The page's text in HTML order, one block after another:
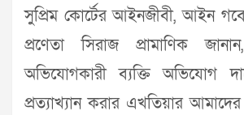
সুপ্রিম কোর্টের আইনজীবী, আইন
প্রণেতা সিরাজ প্রামাণিক
অভিযোগকারী ব্যক্তি অভিযোগ
প্রত্যাখ্যান করার এখতিয়ার